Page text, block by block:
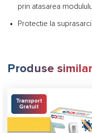
prin atasarea
Protectie la
Produse
Transport
Gratuit